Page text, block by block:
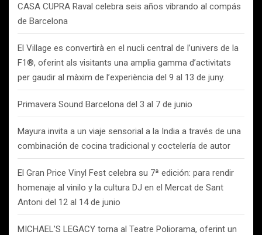
CASA CUPRA Raval celebra seis años vibrando al compás
de Barcelona
El Village es convertirà en el nucli central de l’univers de la
F1®, oferint als visitants una amplia gamma d’activitats
per gaudir al màxim de l’experiència del 9 al 13 de juny.
Primavera Sound Barcelona del 3 al 7 de junio
Mayura invita a un viaje sensorial a la India a través de una
combinación de cocina tradicional y coctelería de autor
El Gran Price Vinyl Fest celebra su 7ª edición: para rendir
homenaje al vinilo y la cultura DJ en el Mercat de Sant
Antoni del 12 al 14 de junio
MICHAEL’S LEGACY torna al Teatre Poliorama, oferint un